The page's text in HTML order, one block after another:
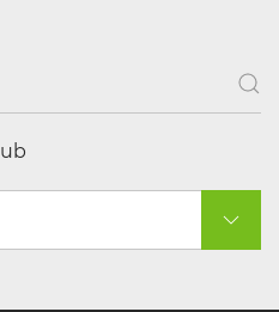
lub